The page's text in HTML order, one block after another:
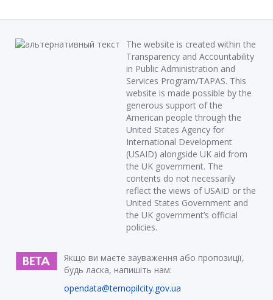
The website is created within the
Transparency and Accountability
in Public Administration and
Services Program/TAPAS. This
website is made possible by the
generous support of the
American people through the
United States Agency for
International Development
(USAID) alongside UK aid from
the UK government. The
contents do not necessarily
reflect the views of USAID or the
United States Government and
the UK government’s official
policies.
Якщо ви маєте зауваження або пропозиції,
будь ласка, напишіть нам:
opendata@ternopilcity.gov.ua